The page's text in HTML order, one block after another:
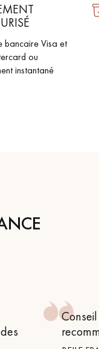
bancaire Visa et
ou
instantané